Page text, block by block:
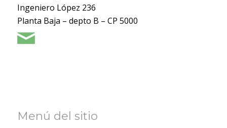
Ingeniero López 236
Planta Baja – depto B – CP 5000
Menú del sitio